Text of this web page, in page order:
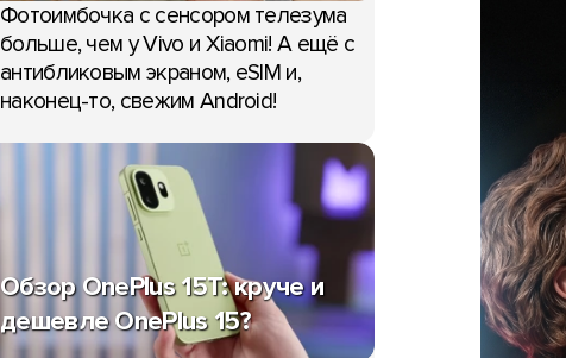
Фотоимбочка с сенсором телезума
больше, чем у Vivo и Xiaomi! А ещё с
антибликовым экраном, eSIM и,
наконец-то, свежим Android!
Обзор OnePlus 15T: круче и
дешевле OnePlus 15?